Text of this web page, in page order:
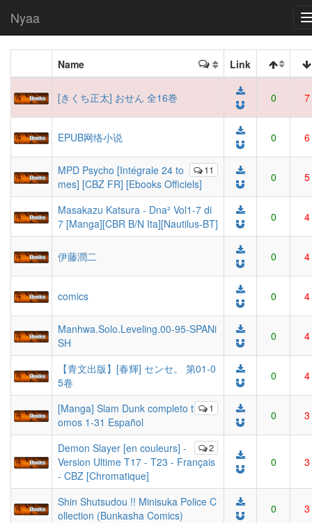
Nyaa
Name Link
[きくち正太] おせん 全16巻 0 7
EPUB网络小说 0 6
11
MPD Psycho [Intégrale 24 to
mes] [CBZ FR] [Ebooks Officiels]
0 5
Masakazu Katsura - Dna² Vol1-7 di
7 [Manga][CBR B/N Ita][Nautilus-BT]
0 4
伊藤潤二 0 4
comics 0 4
Manhwa.Solo.Leveling.00-95-SPANi
SH
0 4
【青文出版】[春輝] センセ。 第01-0
5卷
0 4
1
[Manga] Slam Dunk completo t
omos 1-31 Español
0 3
2
Demon Slayer [en couleurs] -
Version Ultime T17 - T23 - Français
- CBZ [Chromatique]
0 3
Shin Shutsudou !! Minisuka Police C
ollection (Bunkasha Comics)
0 3